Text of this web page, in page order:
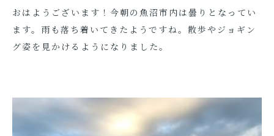
おはようございます！今朝の魚沼市内は曇りとなってい
ます。雨も落ち着いてきたようですね。散歩やジョギン
グ姿を見かけるようになりました。